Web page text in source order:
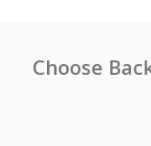
Choose